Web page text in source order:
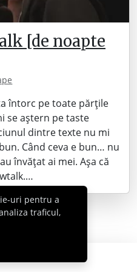
[de noapte
întorc pe toate părțile
se aștern pe taste
dintre texte nu mi
Când ceva e bun… nu
învățat ai mei. Așa că
2026 Cabral.ro
uri pentru a
traficul,